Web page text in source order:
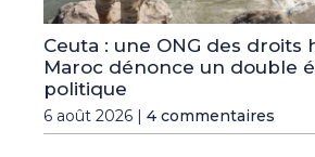
Ceuta : une ONG des droits
Maroc dénonce un double
politique
6 août 2026 | 4 commentaires